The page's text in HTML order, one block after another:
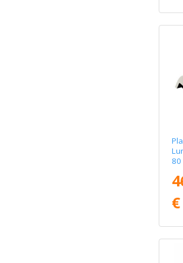
80
€